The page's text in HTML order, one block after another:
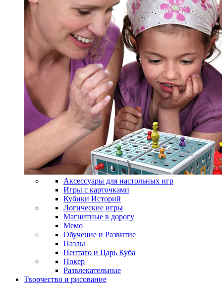
Аксессуары для настольных игр
Игры с карточками
Кубики Историй
Логические игры
Магнитные в дорогу
Мемо
Обучение и Развитие
Пазлы
Пентаго и Царь Куба
Покер
Развлекательные
Творчество и рисование